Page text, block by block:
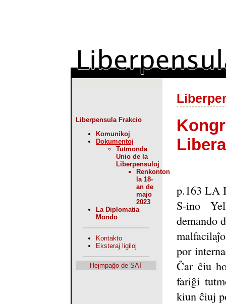
Liberpensula Frakcio
Komunikoj
Dokumentoj
Tutmonda
Unio de la
Liberpensuloj
Renkonton
la 18-
an de
majo
2023
La Diplomatia
Mondo
Kontakto
Eksteraj ligiloj
Hejmpaĝo de SAT
p.163 LA
S-ino
demando
por
Ĉar ĉiu
fariĝi
kiun ĉiuj